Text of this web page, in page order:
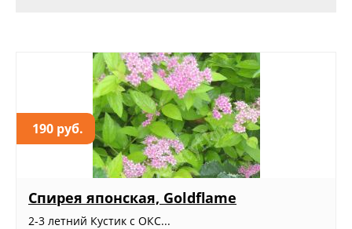
190 руб.
Спирея японская, Goldflame
2-3 летний Кустик с ОКС...